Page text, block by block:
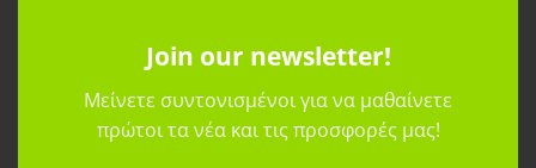
Join our newsletter!
Μείνετε συντονισμένοι για να μαθαίνετε
πρώτοι τα νέα και τις προσφορές μας!